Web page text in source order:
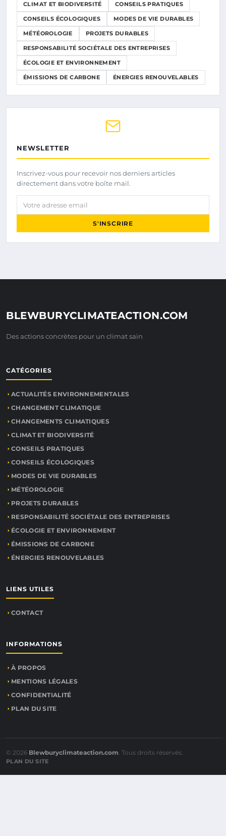
CLIMAT ET BIODIVERSITÉ CONSEILS PRATIQUES
CONSEILS ÉCOLOGIQUES MODES DE VIE DURABLES
MÉTÉOROLOGIE PROJETS DURABLES
RESPONSABILITÉ SOCIÉTALE DES ENTREPRISES
ÉCOLOGIE ET ENVIRONNEMENT
ÉMISSIONS DE CARBONE ÉNERGIES RENOUVELABLES
NEWSLETTER
Inscrivez-vous pour recevoir nos derniers articles
directement dans votre boîte mail.
Votre adresse email
S'INSCRIRE
BLEWBURYCLIMATEACTION.COM
Des actions concrètes pour un climat sain
CATÉGORIES
ACTUALITÉS ENVIRONNEMENTALES
CHANGEMENT CLIMATIQUE
CHANGEMENTS CLIMATIQUES
CLIMAT ET BIODIVERSITÉ
CONSEILS PRATIQUES
CONSEILS ÉCOLOGIQUES
MODES DE VIE DURABLES
MÉTÉOROLOGIE
PROJETS DURABLES
RESPONSABILITÉ SOCIÉTALE DES ENTREPRISES
ÉCOLOGIE ET ENVIRONNEMENT
ÉMISSIONS DE CARBONE
ÉNERGIES RENOUVELABLES
LIENS UTILES
CONTACT
INFORMATIONS
À PROPOS
MENTIONS LÉGALES
CONFIDENTIALITÉ
PLAN DU SITE
© 2026 Blewburyclimateaction.com. Tous droits réservés.
PLAN DU SITE